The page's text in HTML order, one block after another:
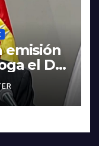
emisión
el DS